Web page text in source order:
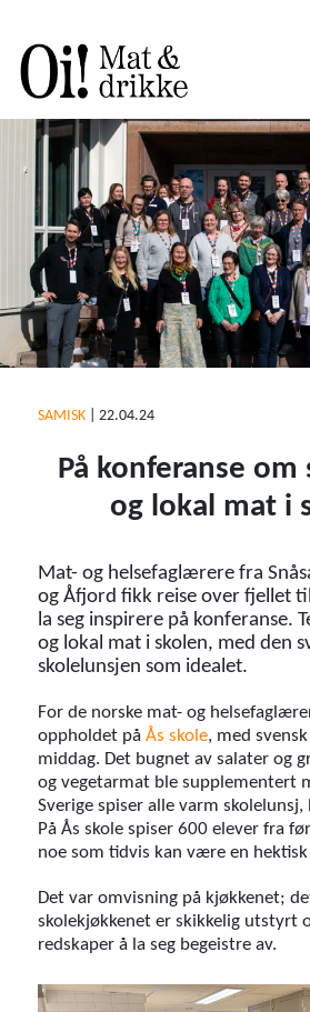
SAMISK |22.04.24
På konferanse om
og lokal mat i
Mat- og helsefaglærere fra
og Åfjord fikk reise over fjellet
la seg inspirere på konferanse.
og lokal mat i skolen, med den
skolelunsjen som idealet.
For de norske mat- og
oppholdet påÅs skole, med
middag. Det bugnet av salater og
og vegetarmat ble supplementert
Sverige spiser alle varm skolelunsj,
På Ås skole spiser 600 elever fra
noe som tidvis kan være en
Det var omvisning på kjøkkenet;
skolekjøkkenet er skikkelig utstyrt
redskaper å la seg begeistre av.